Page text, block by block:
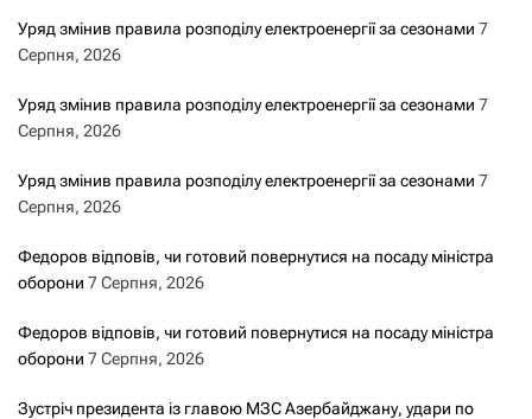
Уряд змінив правила розподілу електроенергії за сезонами 7
Серпня, 2026
Уряд змінив правила розподілу електроенергії за сезонами 7
Серпня, 2026
Уряд змінив правила розподілу електроенергії за сезонами 7
Серпня, 2026
Федоров відповів, чи готовий повернутися на посаду міністра
оборони 7 Серпня, 2026
Федоров відповів, чи готовий повернутися на посаду міністра
оборони 7 Серпня, 2026
Зустріч президента із главою МЗС Азербайджану, удари по